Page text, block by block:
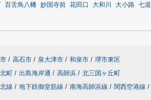
百舌鳥八幡 妙国寺前 花田口 大和川 大小路 七道
/ 高石市 / 泉大津市 / 和泉市 / 堺市東区
町 / 出島海岸通 / 高師浜 / 北三国ヶ丘町
線 / 地下鉄御堂筋線 / 南海高師浜線 / 関西空港線 /